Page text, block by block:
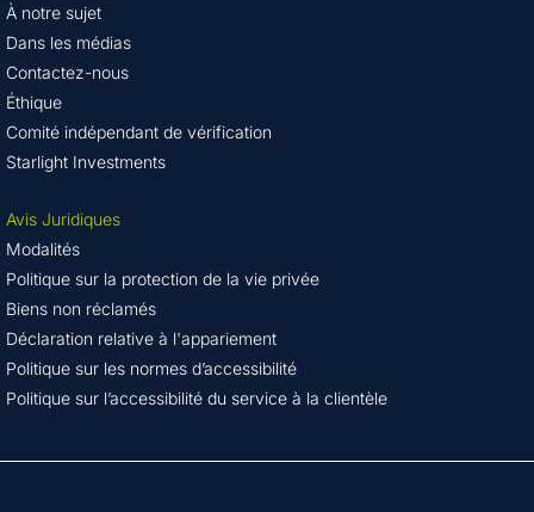
À notre sujet
Dans les médias
Contactez-nous
Éthique
Comité indépendant de vérification
Starlight Investments
Avis Juridiques
Modalités
Politique sur la protection de la vie privée
Biens non réclamés
Déclaration relative à l'appariement
Politique sur les normes d’accessibilité
Politique sur l’accessibilité du service à la clientèle